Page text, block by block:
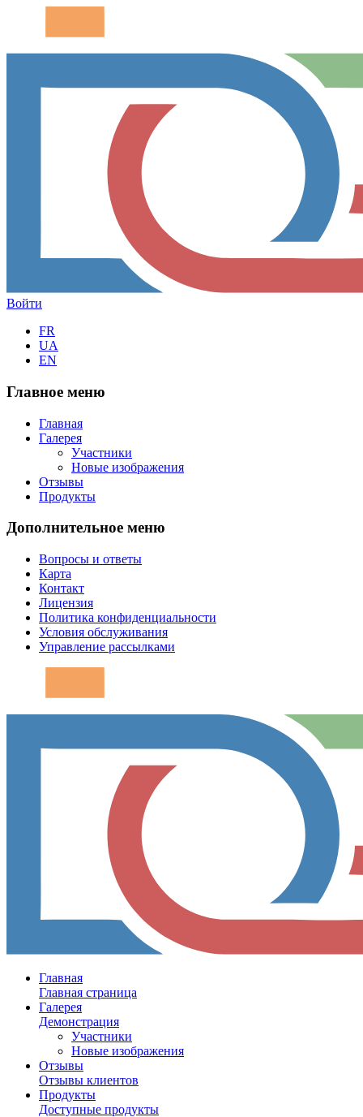
Войти
FR
UA
EN
Главное меню
Главная
Галерея
Участники
Новые изображения
Отзывы
Продукты
Дополнительное меню
Вопросы и ответы
Карта
Контакт
Лицензия
Политика конфиденциальности
Условия обслуживания
Управление рассылками
Главная
Главная страница
Галерея
Демонстрация
Участники
Новые изображения
Отзывы
Отзывы клиентов
Продукты
Доступные продукты